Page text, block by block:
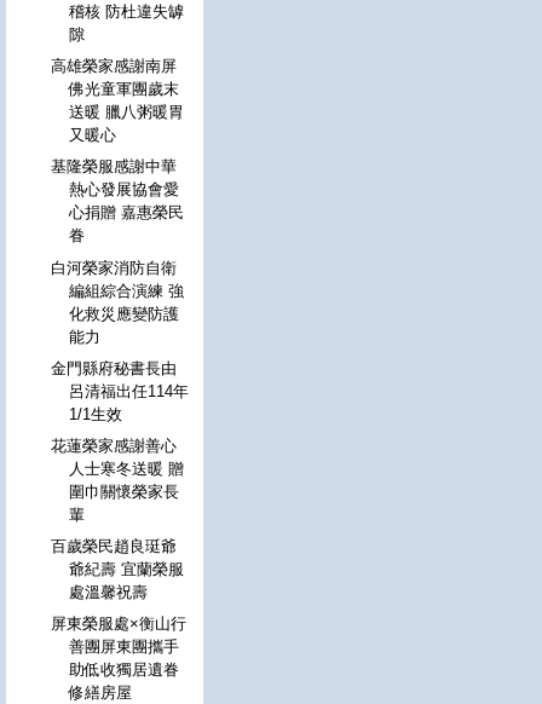
稽核 防杜違失罅
隙
高雄榮家感謝南屏
佛光童軍團歲末
送暖 臘八粥暖胃
又暖心
基隆榮服感謝中華
熱心發展協會愛
心捐贈 嘉惠榮民
眷
白河榮家消防自衛
編組綜合演練 強
化救災應變防護
能力
金門縣府秘書長由
呂清福出任114年
1/1生效
花蓮榮家感謝善心
人士寒冬送暖 贈
圍巾關懷榮家長
輩
百歲榮民趙良珽爺
爺紀壽 宜蘭榮服
處溫馨祝壽
屏東榮服處×衡山行
善團屏東團攜手
助低收獨居遺眷
修繕房屋